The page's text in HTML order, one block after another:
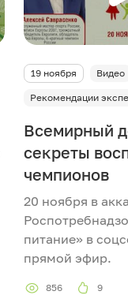
19 ноября Видео
Рекомендации
Всемирный
секреты
чемпионов
20 ноября в
питание» в
прямой эфир.
856 9